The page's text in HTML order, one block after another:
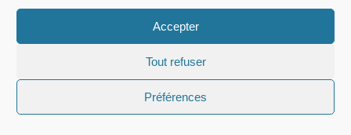
Accepter
Tout refuser
Préférences
Chiffons and
co, blog
Lifestyle,